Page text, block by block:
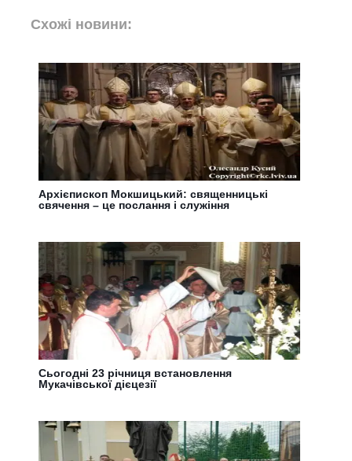
Схожі новини:
Архієпископ Мокшицький: священницькі
свячення – це послання і служіння
Сьогодні 23 річниця встановлення
Мукачівської дієцезії